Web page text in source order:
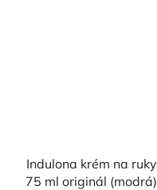
Indulona krém na ruky
75 ml originál (modrá)